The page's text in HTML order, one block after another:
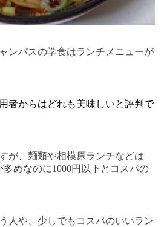
ンパスの学食はランチメニューが
者からはどれも美味しいと評判で
が、麺類や相模原ランチなどは
多めなのに1000円以下とコスパの
人や、少しでもコスパのいいラン